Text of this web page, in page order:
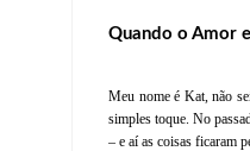
Quando o Amor
Meu nome é Kat, não
simples toque. No
– e aí as coisas ficaram